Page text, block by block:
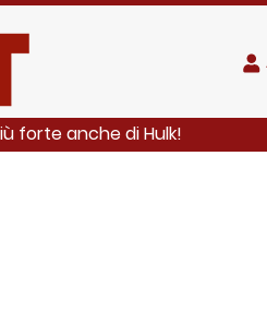
forte anche di Hulk!